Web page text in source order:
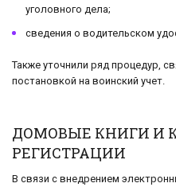
уголовного дела;
сведения о водительском
Также уточнили ряд процедур,
постановкой на воинский учет.
ДОМОВЫЕ КНИГИ И
РЕГИСТРАЦИИ
В связи с внедрением